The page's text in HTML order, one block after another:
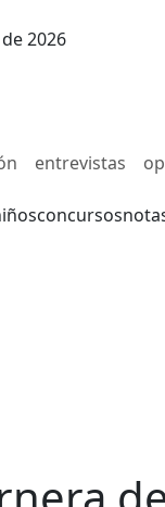
2026
entrevistas
concursos